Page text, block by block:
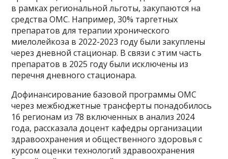
в рамках региональной льготы, закупаются на
средства ОМС. Например, 30% таргетных
препаратов для терапии хронического
миелолейкоза в 2022-2023 году были закуплены
через дневной стационар. В связи с этим часть
препаратов в 2025 году были исключены из
перечня дневного стационара.
Дофинансирование базовой программы ОМС
через межбюджетные трансферты понадобилось
16 регионам из 78 включенных в анализ 2024
года, рассказала доцент кафедры организации
здравоохранения и общественного здоровья с
курсом оценки технологий здравоохранения